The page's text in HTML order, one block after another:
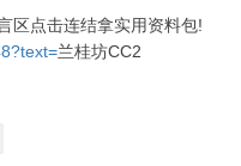
区点击连结拿实用资料包!
兰桂坊CC2